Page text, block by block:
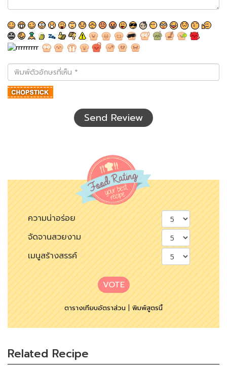
พิมพ์
ตัว
อักษร
ที่
Send Review
ความน่าอร่อย
จัดจานสวยงาม
เมนูสร้างสรรค์
VOTE
ตารางเทียบอัตราส่วน|พิมพ์สูตรนี้
Related Recipe